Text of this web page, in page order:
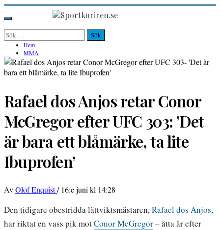
Hoppa
till
innehåll
Sportkuriren.se
Primär
meny
Sök
efter: Hem
MMA
Rafael dos Anjos retar Conor
McGregor efter UFC 303: ’Det
är bara ett blåmärke, ta lite
Ibuprofen’
AvOlof Enquist/ 16:e juni kl 14:28
Den tidigare obestridda lättviktsmästaren,Rafael dos Anjos,
har riktat en vass pik motConor McGregor– åtta år efter